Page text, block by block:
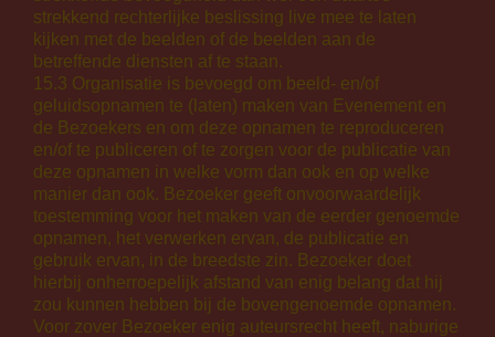
strekkend rechterlijke beslissing live mee te laten
kijken met de beelden of de beelden aan de
betreffende diensten af te staan.
15.3 Organisatie is bevoegd om beeld- en/of
geluidsopnamen te (laten) maken van Evenement en
de Bezoekers en om deze opnamen te reproduceren
en/of te publiceren of te zorgen voor de publicatie van
deze opnamen in welke vorm dan ook en op welke
manier dan ook. Bezoeker geeft onvoorwaardelijk
toestemming voor het maken van de eerder genoemde
opnamen, het verwerken ervan, de publicatie en
gebruik ervan, in de breedste zin. Bezoeker doet
hierbij onherroepelijk afstand van enig belang dat hij
zou kunnen hebben bij de bovengenoemde opnamen.
Voor zover Bezoeker enig auteursrecht heeft, naburige